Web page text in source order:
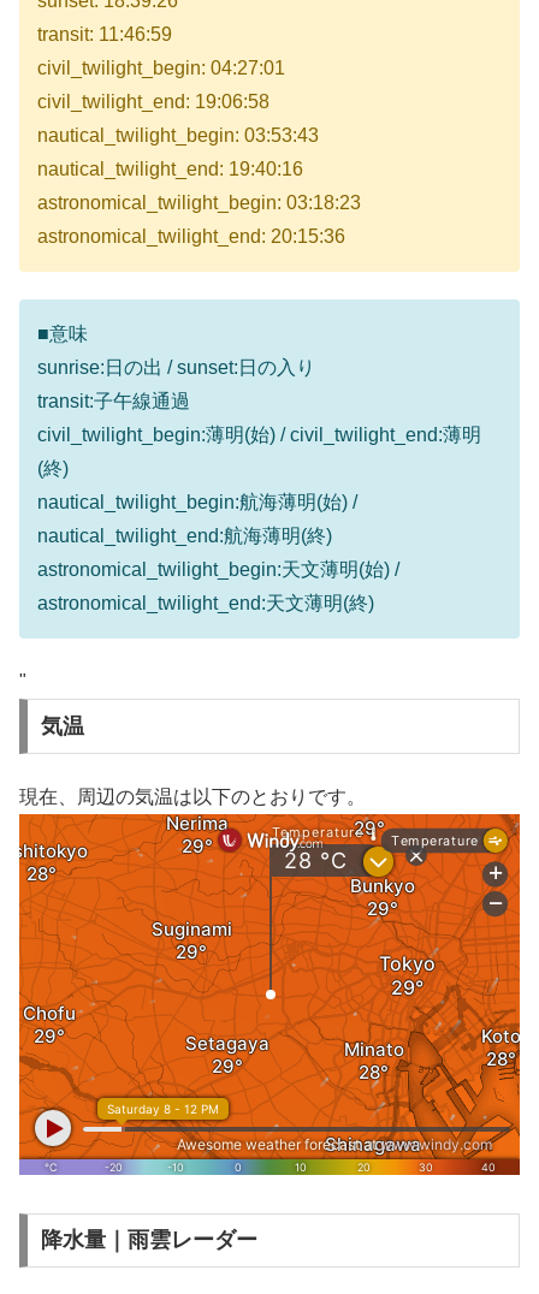
transit: 11:46:59
civil_twilight_begin: 04:27:01
civil_twilight_end: 19:06:58
nautical_twilight_begin: 03:53:43
nautical_twilight_end: 19:40:16
astronomical_twilight_begin: 03:18:23
astronomical_twilight_end: 20:15:36
■意味
sunrise:日の出 / sunset:日の入り
transit:子午線通過
civil_twilight_begin:薄明(始) / civil_twilight_end:薄明
(終)
nautical_twilight_begin:航海薄明(始) /
nautical_twilight_end:航海薄明(終)
astronomical_twilight_begin:天文薄明(始) /
astronomical_twilight_end:天文薄明(終)
"
気温
現在、周辺の気温は以下のとおりです。
降水量｜雨雲レーダー